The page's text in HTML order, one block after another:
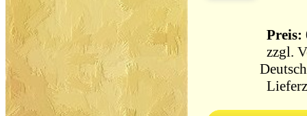
Preis:
zzgl.